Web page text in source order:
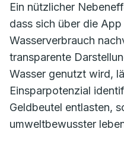
Ein nützlicher
dass sich über die
Wasserverbrauch
transparente
Wasser genutzt wird,
Einsparpotenzial
Geldbeutel entlasten,
umweltbewusster